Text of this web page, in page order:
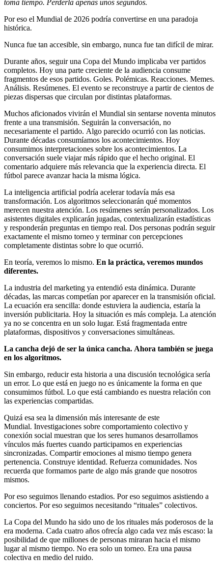
toma tiempo. Perderla apenas unos segundos.
Por eso el Mundial de 2026 podría convertirse en una paradoja
histórica.
Nunca fue tan accesible, sin embargo, nunca fue tan difícil de mirar.
Durante años, seguir una Copa del Mundo implicaba ver partidos
completos. Hoy una parte creciente de la audiencia consume
fragmentos de esos partidos. Goles. Polémicas. Reacciones. Memes.
Análisis. Resúmenes. El evento se reconstruye a partir de cientos de
piezas dispersas que circulan por distintas plataformas.
Muchos aficionados vivirán el Mundial sin sentarse noventa minutos
frente a una transmisión. Seguirán la conversación, no
necesariamente el partido. Algo parecido ocurrió con las noticias.
Durante décadas consumíamos los acontecimientos. Hoy
consumimos interpretaciones sobre los acontecimientos. La
conversación suele viajar más rápido que el hecho original. El
comentario adquiere más relevancia que la experiencia directa. El
fútbol parece avanzar hacia la misma lógica.
La inteligencia artificial podría acelerar todavía más esa
transformación. Los algoritmos seleccionarán qué momentos
merecen nuestra atención. Los resúmenes serán personalizados. Los
asistentes digitales explicarán jugadas, contextualizarán estadísticas
y responderán preguntas en tiempo real. Dos personas podrán seguir
exactamente el mismo torneo y terminar con percepciones
completamente distintas sobre lo que ocurrió.
En teoría, veremos lo mismo. En la práctica, veremos mundos
diferentes.
La industria del marketing ya entendió esta dinámica. Durante
décadas, las marcas competían por aparecer en la transmisión oficial.
La ecuación era sencilla: donde estuviera la audiencia, estaría la
inversión publicitaria. Hoy la situación es más compleja. La atención
ya no se concentra en un solo lugar. Está fragmentada entre
plataformas, dispositivos y conversaciones simultáneas.
La cancha dejó de ser la única cancha. Ahora también se juega
en los algoritmos.
Sin embargo, reducir esta historia a una discusión tecnológica sería
un error. Lo que está en juego no es únicamente la forma en que
consumimos fútbol. Lo que está cambiando es nuestra relación con
las experiencias compartidas.
Quizá esa sea la dimensión más interesante de este
Mundial. Investigaciones sobre comportamiento colectivo y
conexión social muestran que los seres humanos desarrollamos
vínculos más fuertes cuando participamos en experiencias
sincronizadas. Compartir emociones al mismo tiempo genera
pertenencia. Construye identidad. Refuerza comunidades. Nos
recuerda que formamos parte de algo más grande que nosotros
mismos.
Por eso seguimos llenando estadios. Por eso seguimos asistiendo a
conciertos. Por eso seguimos necesitando “rituales” colectivos.
La Copa del Mundo ha sido uno de los rituales más poderosos de la
era moderna. Cada cuatro años ofrecía algo cada vez más escaso: la
posibilidad de que millones de personas miraran hacia el mismo
lugar al mismo tiempo. No era solo un torneo. Era una pausa
colectiva en medio del ruido.